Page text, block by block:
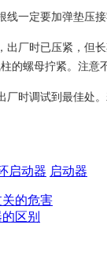
一定要加弹垫压
出厂时已压紧，但
的螺母拧紧。注意
厂时调试到最佳处
启动器 启动器
的危害
区别